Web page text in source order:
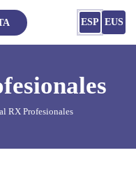
ESP EUS
RX Profesionales